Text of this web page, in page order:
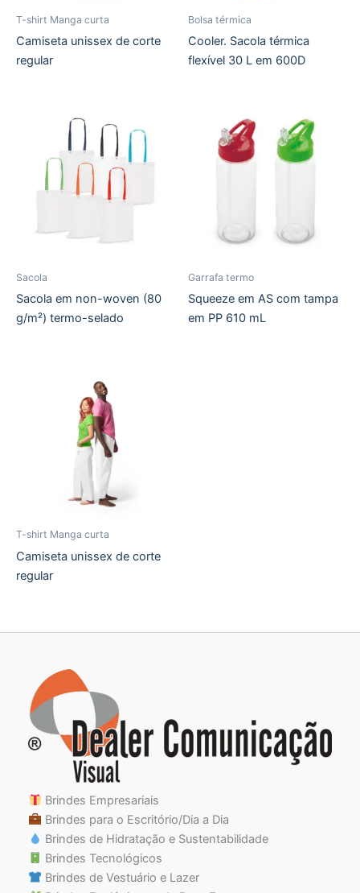
T-shirt Manga curta
Camiseta unissex de corte
regular
Bolsa térmica
Cooler. Sacola térmica
flexível 30 L em 600D
Sacola
Sacola em non-woven (80
g/m²) termo-selado
Garrafa termo
Squeeze em AS com tampa
em PP 610 mL
T-shirt Manga curta
Camiseta unissex de corte
regular
Brindes Empresariais
Brindes para o Escritório/Dia a Dia
Brindes de Hidratação e Sustentabilidade
Brindes Tecnológicos
Brindes de Vestuário e Lazer